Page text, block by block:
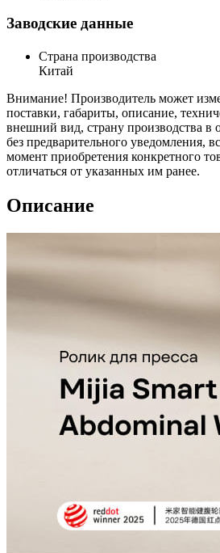
Заводские данные
Страна производства
Китай
Внимание! Производитель может
поставки, габариты, описание,
внешний вид, страну производства в
без предварительного уведомления,
момент приобретения конкретного
отличаться от указанных им ранее.
Описание